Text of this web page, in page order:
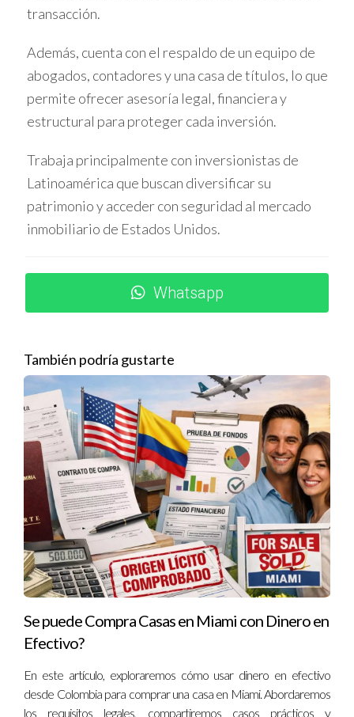
CASOS PRÁCTICOS Y
EXPERIENCIAS REALES
Recuperación tras la crisis de 2008
Después de la caída del mercado inmobiliario en 2008,
benefició a quienes mantuvieron sus inversiones.
Estrategia de renta durante recesiones
María mantuvo su propiedad alquilada durante una baja
valorización.
Inversión diversificada que resistió
Carlos combinó inversiones residenciales y comerciales,
lo que le permitió compensar pérdidas en un sector con
ganancias en otro.
Estos ejemplos ilustran cómo diferentes enfoques
permiten superar fases negativas del mercado.
PREGUNTAS FRECUENTES
SOBRE MERCADOS A LA BAJA
¿Debo vender si el mercado baja?
No necesariamente; evaluar tu estrategia y objetivos es
fundamental antes de tomar decisiones apresuradas.
¿Cuánto tarda Miami en recuperarse?
Históricamente entre 2 y 5 años, aunque varía según las
transacción.
Además, cuenta con el respaldo de un equipo de
abogados, contadores y una casa de títulos, lo que
permite ofrecer asesoría legal, financiera y
estructural para proteger cada inversión.
Trabaja principalmente con inversionistas de
Latinoamérica que buscan diversificar su
patrimonio y acceder con seguridad al mercado
inmobiliario de Estados Unidos.
Whatsapp
También podría gustarte
Se puede Compra Casas en Miami con Dinero en
Efectivo?
En este artículo, exploraremos cómo usar dinero en efectivo
desde Colombia para comprar una casa en Miami. Abordaremos
los requisitos legales, compartiremos casos prácticos y